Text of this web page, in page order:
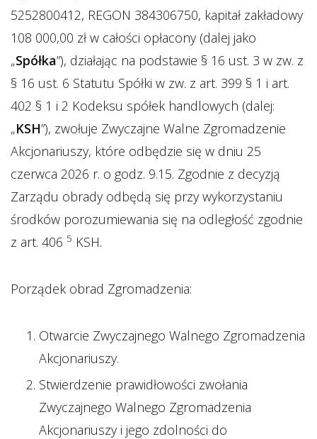
5252800412, REGON 384306750, kapitał zakładowy
108 000,00 zł w całości opłacony (dalej jako
„Spółka”), działając na podstawie § 16 ust. 3 w zw. z
§ 16 ust. 6 Statutu Spółki w zw. z art. 399 § 1 i art.
402 § 1 i 2 Kodeksu spółek handlowych (dalej:
„KSH”), zwołuje Zwyczajne Walne Zgromadzenie
Akcjonariuszy, które odbędzie się w dniu 25
czerwca 2026 r. o godz. 9.15. Zgodnie z decyzją
Zarządu obrady odbędą się przy wykorzystaniu
środków porozumiewania się na odległość zgodnie
z art. 406 5 KSH.
Porządek obrad Zgromadzenia:
Otwarcie Zwyczajnego Walnego Zgromadzenia
Akcjonariuszy.
Stwierdzenie prawidłowości zwołania
Zwyczajnego Walnego Zgromadzenia
Akcjonariuszy i jego zdolności do